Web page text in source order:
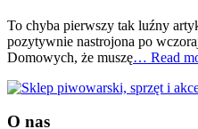
To chyba pierwszy tak luźny
pozytywnie nastrojona po
Domowych, że muszę… Read
O nas